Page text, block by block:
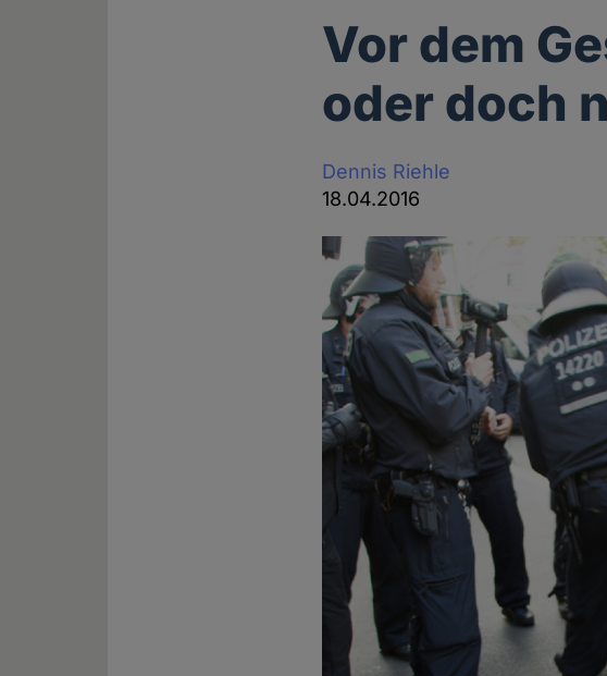
Vor dem
oder doch
Dennis Riehle
18.04.2016